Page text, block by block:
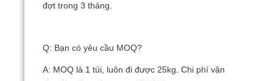
đợt trong 3 tháng.
Q: Bạn có yêu cầu MOQ?
A: MOQ là 1 túi, luôn đi được 25kg. Chi phí vận